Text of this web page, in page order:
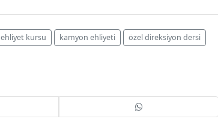
ehliyet kursu kamyon ehliyeti
özel direksiyon dersi